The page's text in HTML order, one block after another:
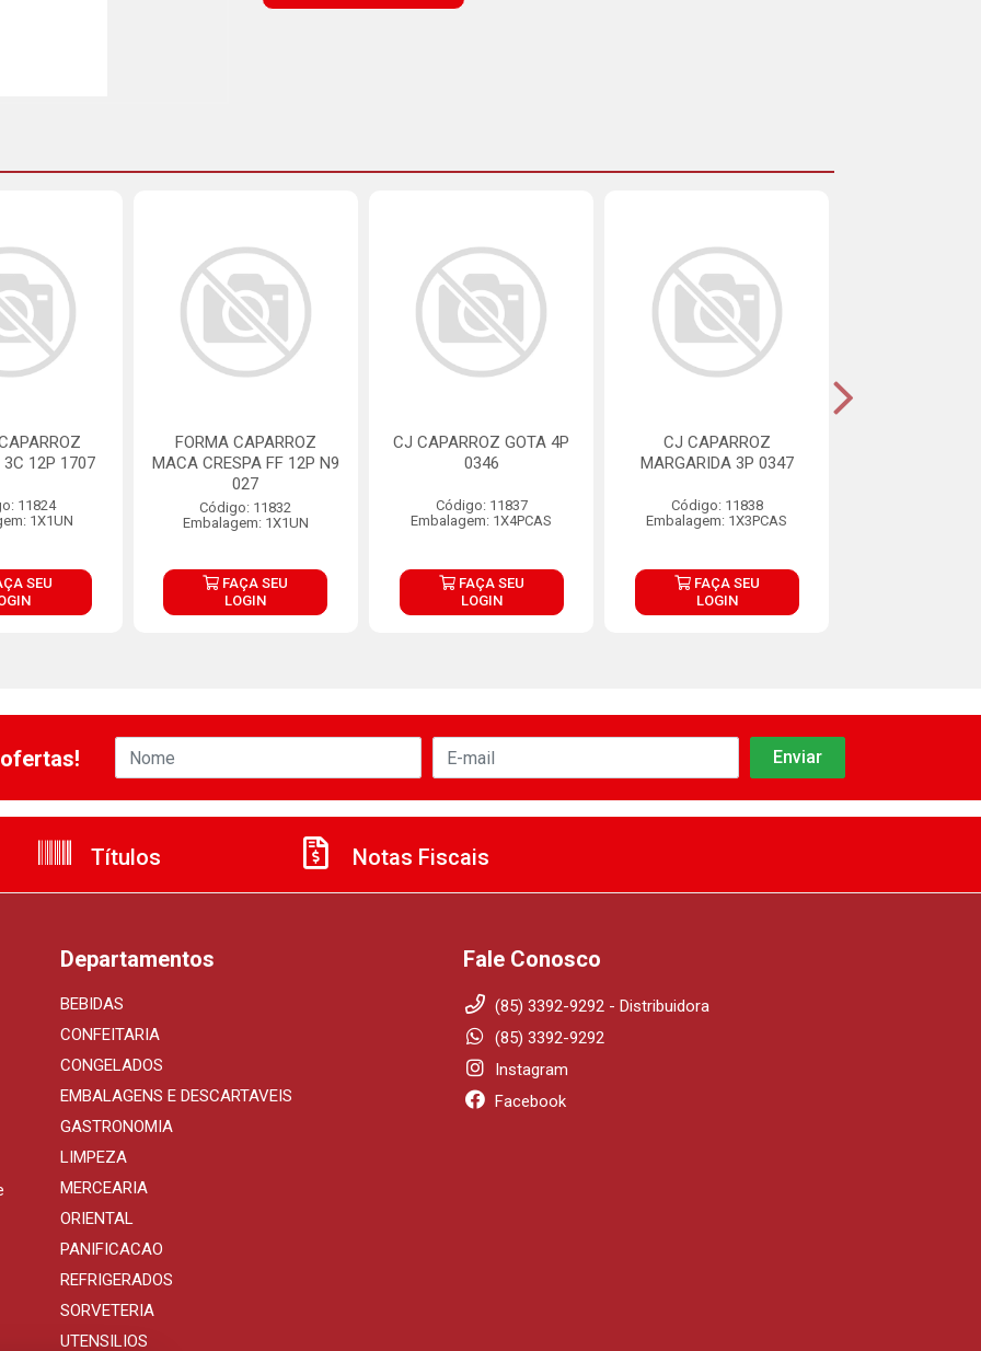
3C 12P 1707
11824
1X1UN
SEU
FORMA CAPARROZ
MACA CRESPA FF 12P N9
027
Código: 11832
Embalagem: 1X1UN
FAÇA SEU
LOGIN
CJ CAPARROZ GOTA 4P
0346
Código: 11837
Embalagem: 1X4PCAS
FAÇA SEU
LOGIN
CJ CAPARROZ
MARGARIDA 3P 0347
Código: 11838
Embalagem: 1X3PCAS
FAÇA SEU
LOGIN
Títulos Notas Fiscais
Departamentos
BEBIDAS
CONFEITARIA
CONGELADOS
EMBALAGENS E DESCARTAVEIS
GASTRONOMIA
LIMPEZA
MERCEARIA
ORIENTAL
PANIFICACAO
REFRIGERADOS
SORVETERIA
UTENSILIOS
Fale Conosco
(85) 3392-9292 - Distribuidora
(85) 3392-9292
Instagram
Facebook